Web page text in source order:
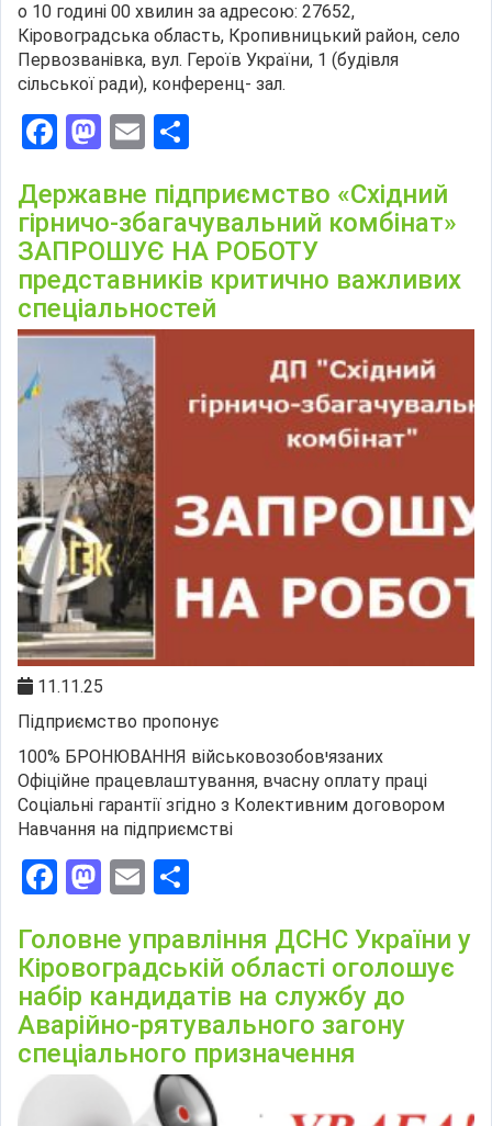
о 10 годині 00 хвилин за адресою: 27652,
Кіровоградська область, Кропивницький район, село
Первозванівка, вул. Героїв України, 1 (будівля
сільської ради), конференц- зал.
Facebook
Mastodon
Email
Державне підприємство «Східний
гірничо-збагачувальний комбінат»
ЗАПРОШУЄ НА РОБОТУ
представників критично важливих
спеціальностей
11.11.25
Підприємство пропонує
100% БРОНЮВАННЯ військовозобовꞌязаних
Офіційне працевлаштування, вчасну оплату праці
Соціальні гарантії згідно з Колективним договором
Навчання на підприємстві
Facebook
Mastodon
Email
Головне управління ДСНС України у
Кіровоградській області оголошує
набір кандидатів на службу до
Аварійно-рятувального загону
спеціального призначення